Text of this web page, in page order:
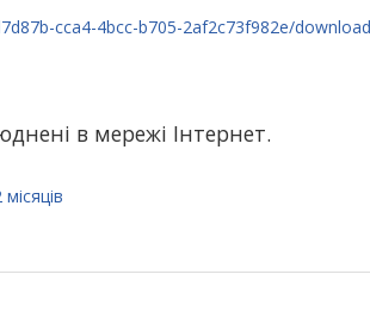
4bcc-b705-2af2c73f982e/download/
в мережі Інтернет.